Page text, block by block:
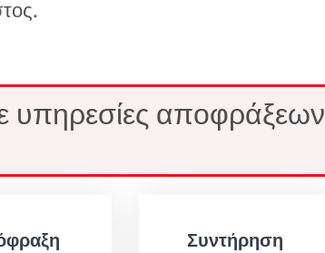
υπηρεσίες αποφράξεων
Συντήρηση